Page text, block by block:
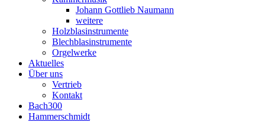
Johann Gottlieb Naumann
weitere
Holzblasinstrumente
Blechblasinstrumente
Orgelwerke
Aktuelles
Über uns
Vertrieb
Kontakt
Bach300
Hammerschmidt